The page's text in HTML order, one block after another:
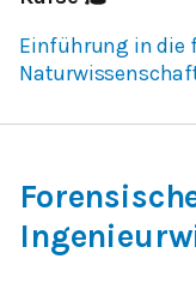
Einführung in die